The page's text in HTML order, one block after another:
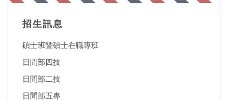
招生訊息
碩士班暨碩士在職專班
日間部四技
日間部二技
日間部五專